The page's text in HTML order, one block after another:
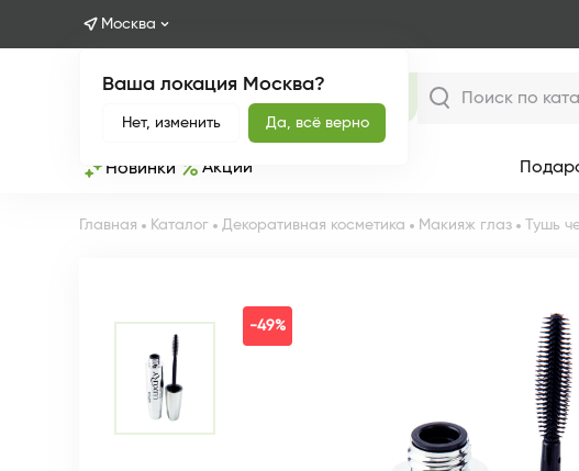
Москва
Ваша локация Москва?
Нет, изменить Да, всё верно
Новинки Акции
Главная Каталог Декоративная косметика Макияж глаз Тушь
-49%